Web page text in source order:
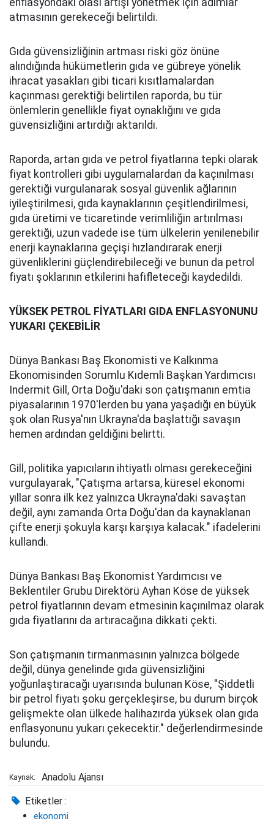
enflasyondaki olası artışı yönetmek için adımlar
atmasının gerekeceği belirtildi.
Gıda güvensizliğinin artması riski göz önüne
alındığında hükümetlerin gıda ve gübreye yönelik
ihracat yasakları gibi ticari kısıtlamalardan
kaçınması gerektiği belirtilen raporda, bu tür
önlemlerin genellikle fiyat oynaklığını ve gıda
güvensizliğini artırdığı aktarıldı.
Raporda, artan gıda ve petrol fiyatlarına tepki olarak
fiyat kontrolleri gibi uygulamalardan da kaçınılması
gerektiği vurgulanarak sosyal güvenlik ağlarının
iyileştirilmesi, gıda kaynaklarının çeşitlendirilmesi,
gıda üretimi ve ticaretinde verimliliğin artırılması
gerektiği, uzun vadede ise tüm ülkelerin yenilenebilir
enerji kaynaklarına geçişi hızlandırarak enerji
güvenliklerini güçlendirebileceği ve bunun da petrol
fiyatı şoklarının etkilerini hafifleteceği kaydedildi.
YÜKSEK PETROL FİYATLARI GIDA ENFLASYONUNU
YUKARI ÇEKEBİLİR
Dünya Bankası Baş Ekonomisti ve Kalkınma
Ekonomisinden Sorumlu Kıdemli Başkan Yardımcısı
Indermit Gill, Orta Doğu'daki son çatışmanın emtia
piyasalarının 1970'lerden bu yana yaşadığı en büyük
şok olan Rusya'nın Ukrayna'da başlattığı savaşın
hemen ardından geldiğini belirtti.
Gill, politika yapıcıların ihtiyatlı olması gerekeceğini
vurgulayarak, "Çatışma artarsa, küresel ekonomi
yıllar sonra ilk kez yalnızca Ukrayna'daki savaştan
değil, aynı zamanda Orta Doğu'dan da kaynaklanan
çifte enerji şokuyla karşı karşıya kalacak." ifadelerini
kullandı.
Dünya Bankası Baş Ekonomist Yardımcısı ve
Beklentiler Grubu Direktörü Ayhan Köse de yüksek
petrol fiyatlarının devam etmesinin kaçınılmaz olarak
gıda fiyatlarını da artıracağına dikkati çekti.
Son çatışmanın tırmanmasının yalnızca bölgede
değil, dünya genelinde gıda güvensizliğini
yoğunlaştıracağı uyarısında bulunan Köse, "Şiddetli
bir petrol fiyatı şoku gerçekleşirse, bu durum birçok
gelişmekte olan ülkede halihazırda yüksek olan gıda
enflasyonunu yukarı çekecektir." değerlendirmesinde
bulundu.
Kaynak: Anadolu Ajansı
Etiketler :
ekonomi